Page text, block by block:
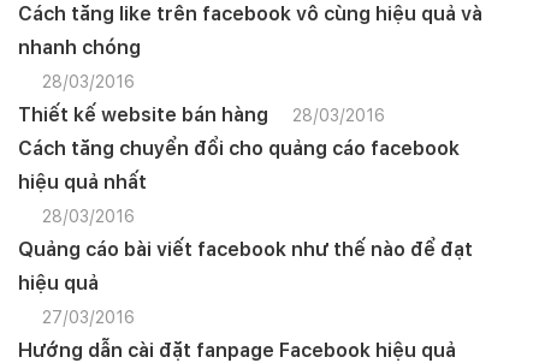
Cách tăng like trên facebook vô cùng hiệu quả và
nhanh chóng
28/03/2016
Thiết kế website bán hàng 28/03/2016
Cách tăng chuyển đổi cho quảng cáo facebook
hiệu quả nhất
28/03/2016
Quảng cáo bài viết facebook như thế nào để đạt
hiệu quả
27/03/2016
Hướng dẫn cài đặt fanpage Facebook hiệu quả